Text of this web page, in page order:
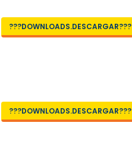
???DOWNLOADS.DESCARGAR???
???DOWNLOADS.DESCARGAR???